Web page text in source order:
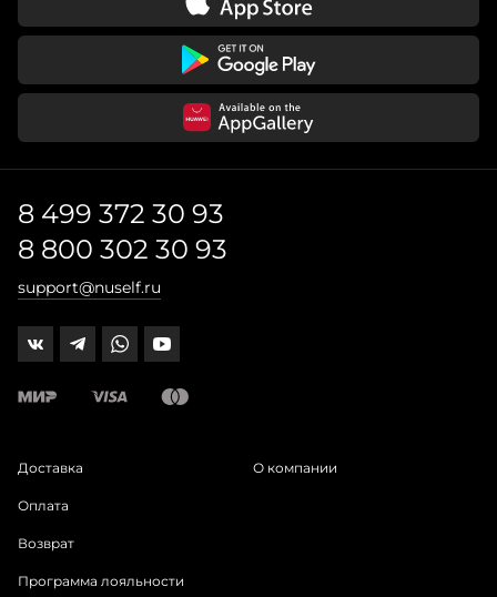
8 499 372 30 93
8 800 302 30 93
support@nuself.ru
Доставка
Оплата
Возврат
Программа лояльности
О компании